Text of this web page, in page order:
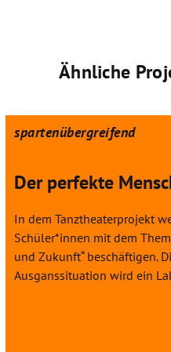
Ähnliche
spartenübergreifend
Der perfekte
In dem Tanztheaterprojekt
Schüler*innen mit dem
und Zukunft“ beschäftigen.
Ausganssituation wird ein